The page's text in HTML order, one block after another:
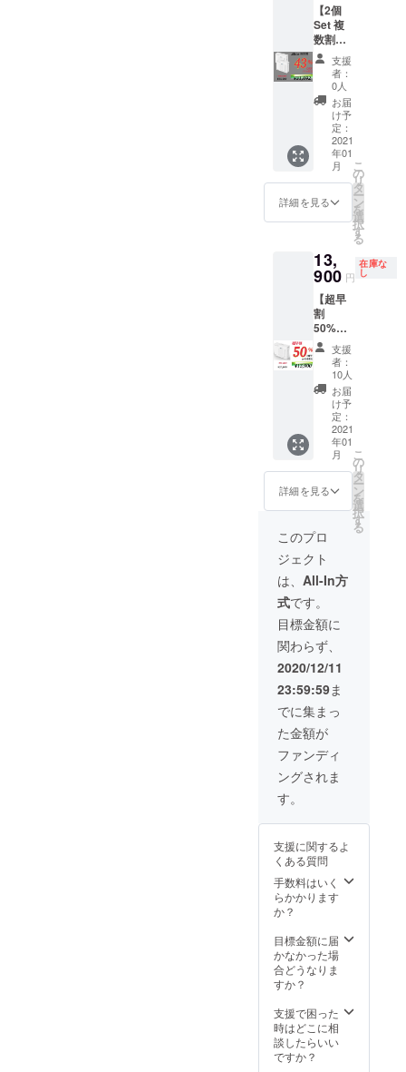
【2個
Set 複
数割
43%OF
F!】
15Set限
定
¥55,600
➡︎¥31,6
92(送料
込み)
支援
者：
0人
お届
け予
定：
2021
年01
月
詳細を見る
こ
の
リ
タ
ー
ン
を
選
択
す
る
13,
900 円
在庫な
し
【超早
割
50%OF
F!】10
名様限
¥27,800
➡︎¥13,9
00(送料
込み)
支援
者：
10人
お届
け予
定：
2021
年01
月
詳細を見る
こ
の
リ
タ
ー
ン
を
選
択
す
る
このプロ
ジェクト
は、 All-In方
式です。
目標金額に
関わらず、
2020/12/11
23:59:59ま
でに集まっ
た金額が
ファンディ
ングされま
す。
支援に関するよ
くある質問
手数料はいく
らかかります
か？
目標金額に届
かなかった場
合どうなりま
すか？
支援で困った
時はどこに相
談したらいい
ですか？